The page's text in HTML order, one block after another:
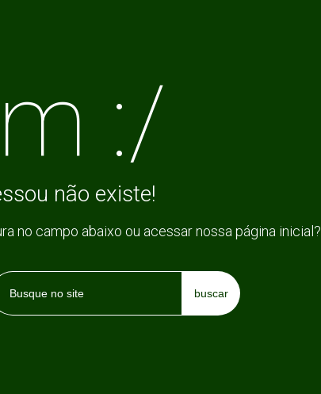
:/
não existe!
no campo abaixo ou acessar nossa página inicial?